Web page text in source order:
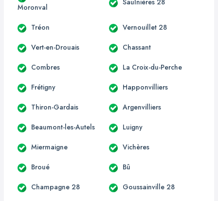
Moronval
Saulnières 28
Tréon Vernouillet 28
Vert-en-Drouais Chassant
Combres La Croix-du-Perche
Frétigny Happonvilliers
Thiron-Gardais Argenvilliers
Beaumont-les-Autels Luigny
Miermaigne Vichères
Broué Bû
Champagne 28 Goussainville 28